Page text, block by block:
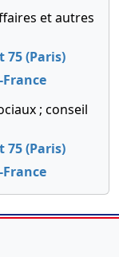
et autres
(Paris)
; conseil
(Paris)